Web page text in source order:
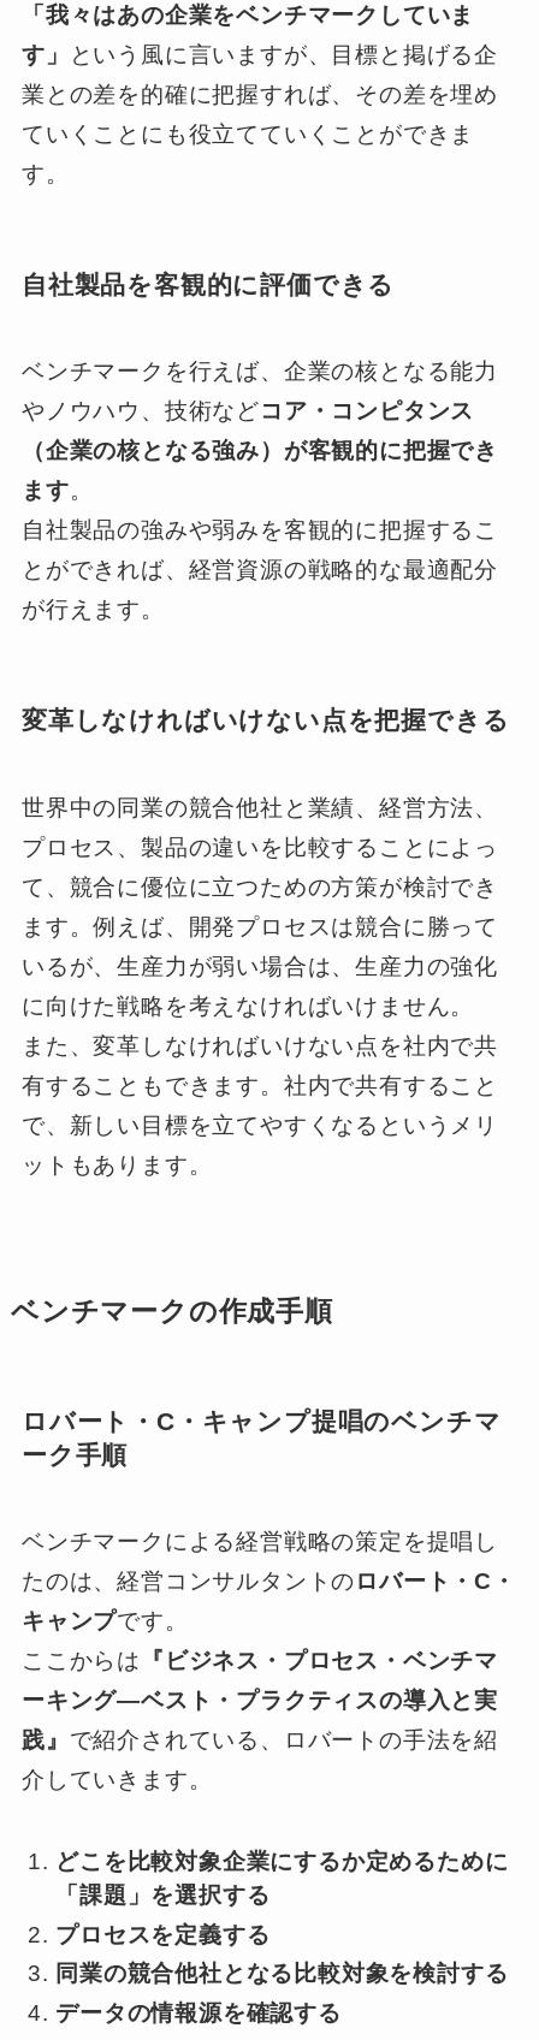
「我々はあの企業をベンチマークしていま
す」
という風に言いますが、目標と掲げる企
業との差を的確に把握すれば、その差を埋め
ていくことにも役立てていくことができま
す。
自社製品を客観的に評価できる
ベンチマークを行えば、企業の核となる能力
やノウハウ、技術などコア・コンピタンス
（企業の核となる強み）が客観的に把握でき
ます。
自社製品の強みや弱みを客観的に把握するこ
とができれば、経営資源の戦略的な最適配分
が行えます。
変革しなければいけない点を把握できる
世界中の同業の競合他社と業績、経営方法、
プロセス、製品の違いを比較することによっ
て、競合に優位に立つための方策が検討でき
ます。例えば、開発プロセスは競合に勝って
いるが、生産力が弱い場合は、生産力の強化
に向けた戦略を考えなければいけません。
また、変革しなければいけない点を社内で共
有することもできます。社内で共有すること
で、新しい目標を立てやすくなるというメリ
ットもあります。
ベンチマークの作成手順
ロバート・C・キャンプ提唱のベンチマ
ーク手順
ベンチマークによる経営戦略の策定を提唱し
たのは、経営コンサルタントのロバート・C・
キャンプです。
ここからは 『ビジネス・プロセス・ベンチマ
ーキング―ベスト・プラクティスの導入と実
践』 で紹介されている、ロバートの手法を紹
介していきます。
どこを比較対象企業にするか定めるために
「課題」を選択する
プロセスを定義する
同業の競合他社となる比較対象を検討する
データの情報源を確認する